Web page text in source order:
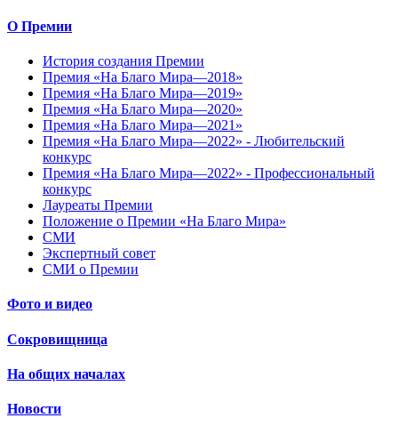
О Премии
История создания Премии
Премия «На Благо Мира—2018»
Премия «На Благо Мира—2019»
Премия «На Благо Мира—2020»
Премия «На Благо Мира—2021»
Премия «На Благо Мира—2022» - Любительский
конкурс
Премия «На Благо Мира—2022» - Профессиональный
конкурс
Лауреаты Премии
Положение о Премии «На Благо Мира»
СМИ
Экспертный совет
СМИ о Премии
Фото и видео
Сокровищница
На общих началах
Новости